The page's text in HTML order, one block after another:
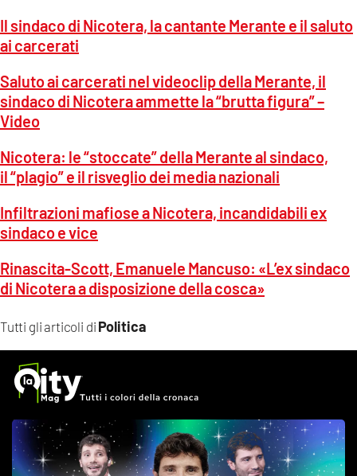
Tutti gli articoli di Politica
Il sindaco di Nicotera, la cantante Merante e il saluto
ai carcerati
Saluto ai carcerati nel videoclip della Merante, il
sindaco di Nicotera ammette la “brutta figura” –
Video
Nicotera: le “stoccate” della Merante al sindaco,
il “plagio” e il risveglio dei media nazionali
Infiltrazioni mafiose a Nicotera, incandidabili ex
sindaco e vice
Rinascita-Scott, Emanuele Mancuso: «L’ex sindaco
di Nicotera a disposizione della cosca»